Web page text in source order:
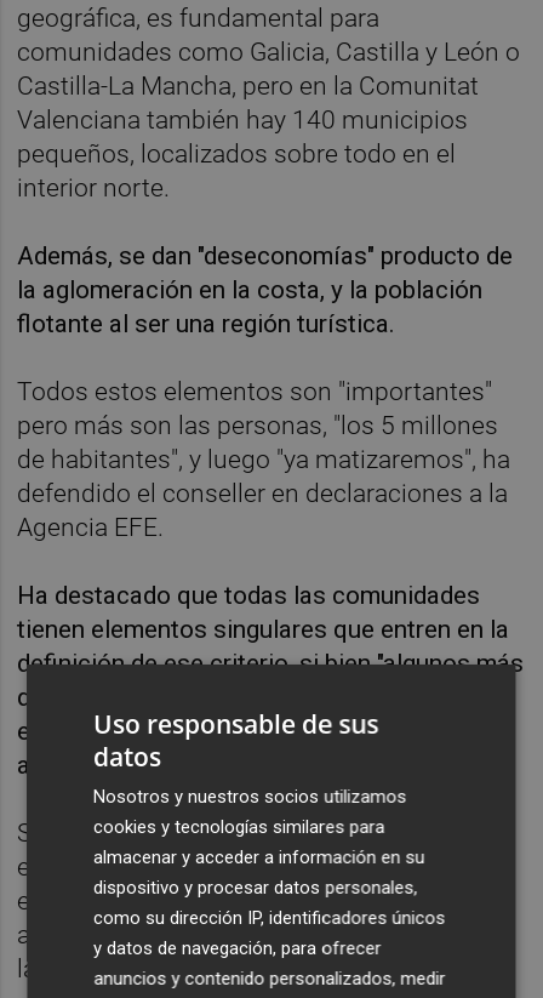
geográfica, es fundamental para
comunidades como Galicia, Castilla y León o
Castilla-La Mancha, pero en la Comunitat
Valenciana también hay 140 municipios
pequeños, localizados sobre todo en el
interior norte.
Además, se dan "deseconomías" producto de
la aglomeración en la costa, y la población
flotante al ser una región turística.
Todos estos elementos son "importantes"
pero más son las personas, "los 5 millones
de habitantes", y luego "ya matizaremos", ha
defendido el conseller en declaraciones a la
Agencia EFE.
Ha destacado que todas las comunidades
tienen elementos singulares que entren en la
definición de ese criterio, si bien "algunos más
que otros", y por eso se está trabajando con
el Ministerio en el criterio de población
ajustada.
Soler ha señalado que para los fondos
extraordinarios covid ha sido "muy positivo"
el criterio de población ajustada, y ahora
además hay un diálogo bilateral con todas
las Comunidades Autónomas para definirlo.
Uso responsable de sus
datos
Nosotros y nuestros socios utilizamos
cookies y tecnologías similares para
almacenar y acceder a información en su
dispositivo y procesar datos personales,
como su dirección IP, identificadores únicos
y datos de navegación, para ofrecer
anuncios y contenido personalizados, medir